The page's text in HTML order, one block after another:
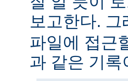
보고한다.
파일에 접근
과 같은 기록